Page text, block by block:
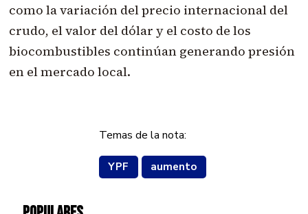
como la variación del precio internacional del
crudo, el valor del dólar y el costo de los
biocombustibles continúan generando presión
en el mercado local.
Temas de la nota:
YPF aumento